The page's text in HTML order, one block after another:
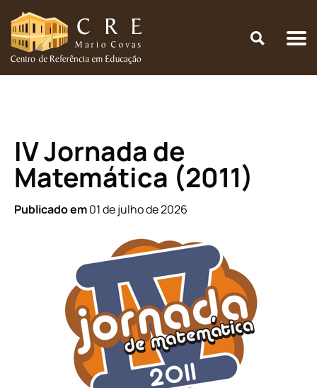
IV Jornada de
Matemática (2011)
Publicado em01 de julho de 2026